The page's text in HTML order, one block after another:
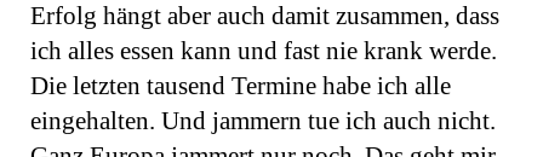
Erfolg hängt aber auch damit zusammen, dass
ich alles essen kann und fast nie krank werde.
Die letzten tausend Termine habe ich alle
eingehalten. Und jammern tue ich auch nicht.